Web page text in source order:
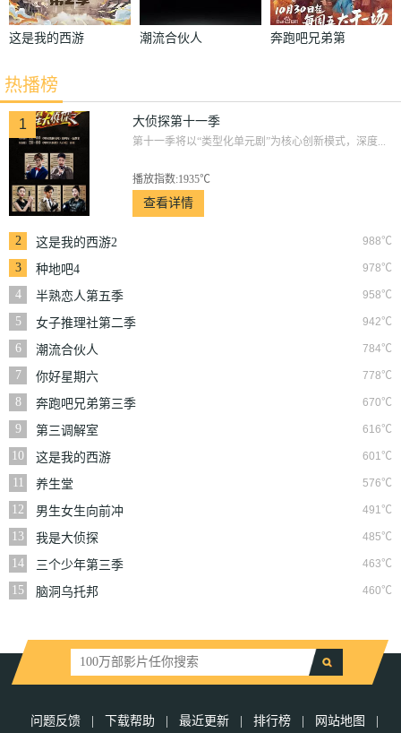
这是我的西游
潮流合伙人
奔跑吧兄弟第
热播榜
1 大侦探第十一季
第十一季将以“类型化单元剧”为核心创新模式，深度...
播放指数:1935℃
查看详情
2 988℃
这是我的西游2
3
978℃
种地吧4
4
958℃
半熟恋人第五季
5
942℃
女子推理社第二季
6
784℃
潮流合伙人
7
778℃
你好星期六
8
670℃
奔跑吧兄弟第三季
9
616℃
第三调解室
10
601℃
这是我的西游
11
576℃
养生堂
12
491℃
男生女生向前冲
13
485℃
我是大侦探
14
463℃
三个少年第三季
15
460℃
脑洞乌托邦
问题反馈 下载帮助 最近更新 排行榜 网站地图